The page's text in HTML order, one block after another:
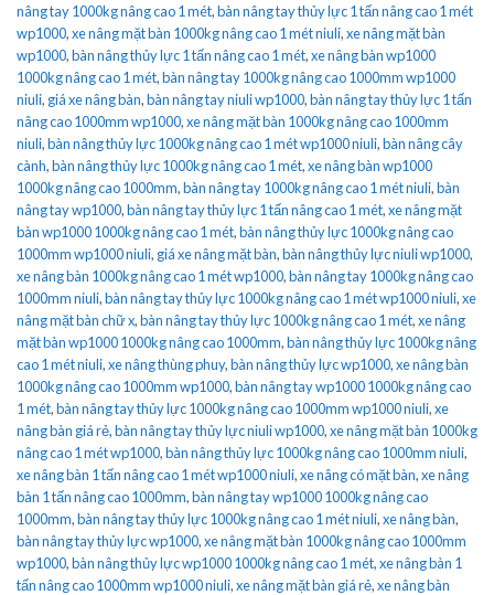
nâng tay 1000kg nâng cao 1 mét,bàn nâng tay thủy lực 1 tấn nâng cao 1 mét
wp1000,xe nâng mặt bàn 1000kg nâng cao 1 mét niuli,xe nâng mặt bàn
wp1000,bàn nâng thủy lực 1 tấn nâng cao 1 mét,xe nâng bàn wp1000
1000kg nâng cao 1 mét,bàn nâng tay 1000kg nâng cao 1000mm wp1000
niuli, giá xe nâng bàn,bàn nâng tay niuli wp1000,bàn nâng tay thủy lực 1 tấn
nâng cao 1000mm wp1000,xe nâng mặt bàn 1000kg nâng cao 1000mm
niuli,bàn nâng thủy lực 1000kg nâng cao 1 mét wp1000 niuli,bàn nâng cây
cành,bàn nâng thủy lực 1000kg nâng cao 1 mét,xe nâng bàn wp1000
1000kg nâng cao 1000mm,bàn nâng tay 1000kg nâng cao 1 mét niuli,bàn
nâng tay wp1000,bàn nâng tay thủy lực 1 tấn nâng cao 1 mét,xe nâng mặt
bàn wp1000 1000kg nâng cao 1 mét,bàn nâng thủy lực 1000kg nâng cao
1000mm wp1000 niuli, giá xe nâng mặt bàn,bàn nâng thủy lực niuli wp1000,
xe nâng bàn 1000kg nâng cao 1 mét wp1000,bàn nâng tay 1000kg nâng cao
1000mm niuli,bàn nâng tay thủy lực 1000kg nâng cao 1 mét wp1000 niuli,xe
nâng mặt bàn chữ x,bàn nâng tay thủy lực 1000kg nâng cao 1 mét,xe nâng
mặt bàn wp1000 1000kg nâng cao 1000mm,bàn nâng thủy lực 1000kg nâng
cao 1 mét niuli,xe nâng thùng phuy,bàn nâng thủy lực wp1000,xe nâng bàn
1000kg nâng cao 1000mm wp1000,bàn nâng tay wp1000 1000kg nâng cao
1 mét,bàn nâng tay thủy lực 1000kg nâng cao 1000mm wp1000 niuli,xe
nâng bàn giá rẻ,bàn nâng tay thủy lực niuli wp1000,xe nâng mặt bàn 1000kg
nâng cao 1 mét wp1000,bàn nâng thủy lực 1000kg nâng cao 1000mm niuli,
xe nâng bàn 1 tấn nâng cao 1 mét wp1000 niuli,xe nâng có mặt bàn,xe nâng
bàn 1 tấn nâng cao 1000mm,bàn nâng tay wp1000 1000kg nâng cao
1000mm,bàn nâng tay thủy lực 1000kg nâng cao 1 mét niuli,xe nâng bàn,
bàn nâng tay thủy lực wp1000,xe nâng mặt bàn 1000kg nâng cao 1000mm
wp1000,bàn nâng thủy lực wp1000 1000kg nâng cao 1 mét,xe nâng bàn 1
tấn nâng cao 1000mm wp1000 niuli,xe nâng mặt bàn giá rẻ,xe nâng bàn